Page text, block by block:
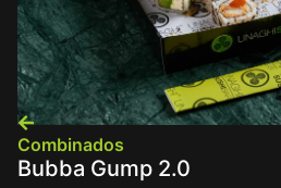
Combinados
Bubba Gump 2.0